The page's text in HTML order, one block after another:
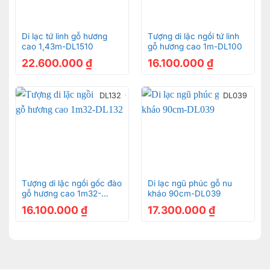
Di lạc tứ linh gỗ hương
cao 1,43m-DL1510
22.600.000 ₫
Tượng di lặc ngồi tứ linh
gỗ hương cao 1m-DL100
16.100.000 ₫
DL132
Tượng di lặc ngồi gốc đào
gỗ hương cao 1m32-
16.100.000 ₫
DL039
Di lạc ngũ phúc gỗ nu
kháo 90cm-DL039
17.300.000 ₫